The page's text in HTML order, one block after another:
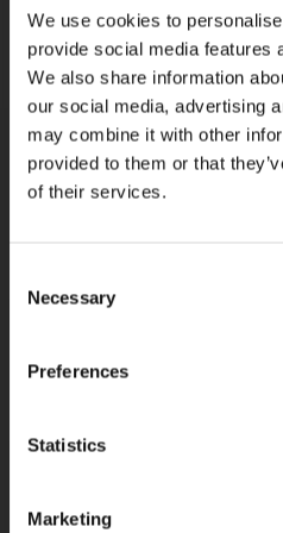
We use cookies to
provide social media features
We also share information
our social media, advertising
may combine it with other
provided to them or that
of their services.
Necessary
Preferences
Statistics
Marketing